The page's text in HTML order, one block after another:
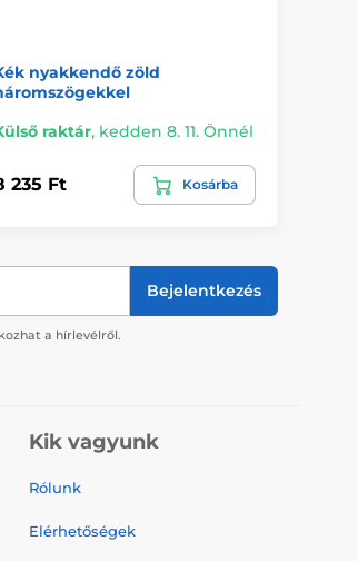
nyakkendő zöld
raktár, kedden 8. 11. Önnél
235 Ft Kosárba
Bejelentkezés
a hírlevélről.
Kik vagyunk
Rólunk
Elérhetőségek